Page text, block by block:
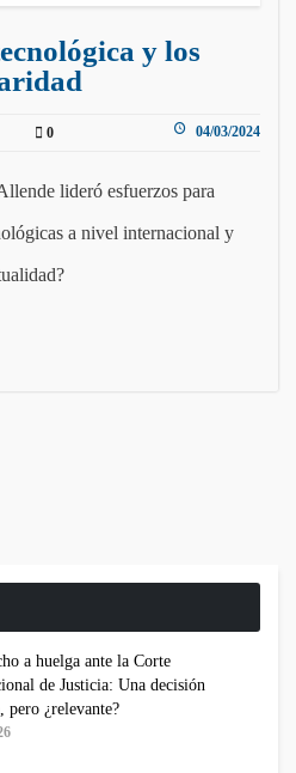
y los
0 04/03/2024
lideró esfuerzos para
a nivel internacional y
a huelga ante la Corte
de Justicia: Una decisión
pero ¿relevante?